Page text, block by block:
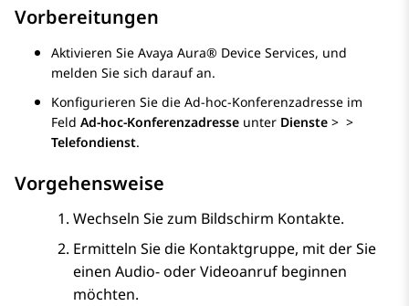
Vorbereitungen
Aktivieren Sie Avaya Aura® Device Services, und
melden Sie sich darauf an.
Konfigurieren Sie die Ad-hoc-Konferenzadresse im
Feld Ad-hoc-Konferenzadresse unter Dienste > >
Telefondienst.
Vorgehensweise
Wechseln Sie zum Bildschirm Kontakte.
Ermitteln Sie die Kontaktgruppe, mit der Sie
einen Audio- oder Videoanruf beginnen
möchten.